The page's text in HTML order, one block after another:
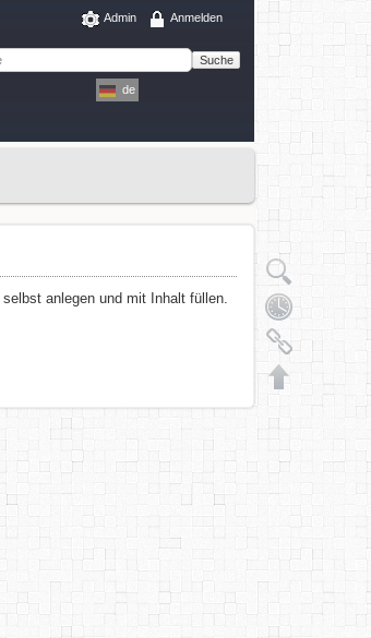
Admin Anmelden
Suche
de
selbst anlegen und mit Inhalt füllen.